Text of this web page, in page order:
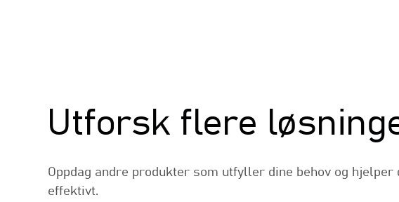
Utforsk flere
Oppdag andre produkter som utfyller dine behov og
effektivt.